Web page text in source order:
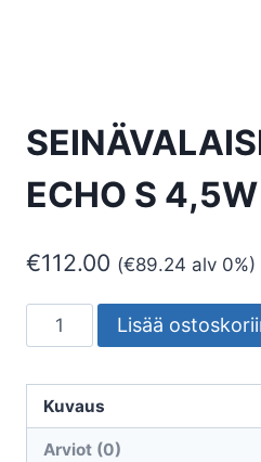
ECHO S
€112.00 (€89.24 alv 0%)
SEINÄVALAISIN
ULKO
4,5W
Lisää
Kuvaus
Arviot (0)